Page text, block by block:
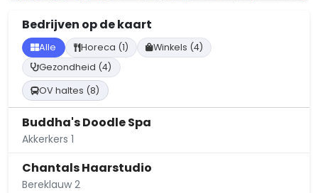
Bedrijven op de kaart
Alle Horeca (1)
Winkels (4)
Gezondheid (4)
OV haltes (8)
Buddha's Doodle Spa
Akkerkers 1
Chantals Haarstudio
Bereklauw 2